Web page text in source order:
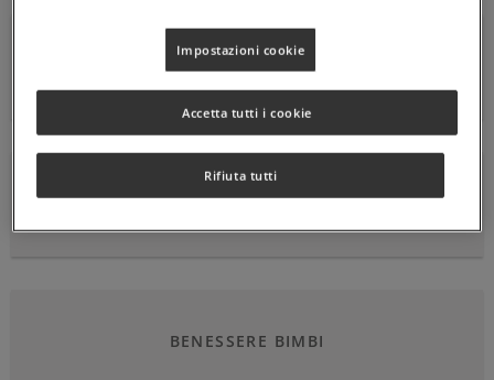
DEPURAZIONE E BUONA DIGESTIONE
DIFESE IMMUNITARIE
BENESSERE BIMBI
Impostazioni cookie
Rifiuta tutti
Accetta tutti i cookie